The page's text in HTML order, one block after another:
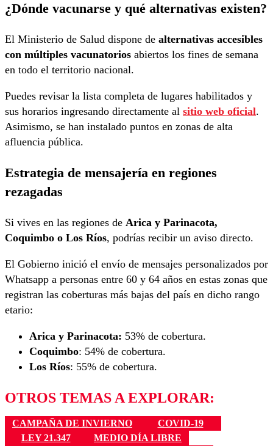
¿Dónde vacunarse y qué alternativas existen?
El Ministerio de Salud dispone de alternativas accesibles
con múltiples vacunatorios abiertos los fines de semana
en todo el territorio nacional.
Puedes revisar la lista completa de lugares habilitados y
sus horarios ingresando directamente al sitio web oficial.
Asimismo, se han instalado puntos en zonas de alta
afluencia pública.
Estrategia de mensajería en regiones
rezagadas
Si vives en las regiones de Arica y Parinacota,
Coquimbo o Los Ríos, podrías recibir un aviso directo.
El Gobierno inició el envío de mensajes personalizados por
Whatsapp a personas entre 60 y 64 años en estas zonas que
registran las coberturas más bajas del país en dicho rango
etario:
Arica y Parinacota: 53% de cobertura.
Coquimbo: 54% de cobertura.
Los Ríos: 55% de cobertura.
OTROS TEMAS A EXPLORAR:
CAMPAÑA DE INVIERNO
COVID-19
LEY 21.347
MEDIO DÍA LIBRE